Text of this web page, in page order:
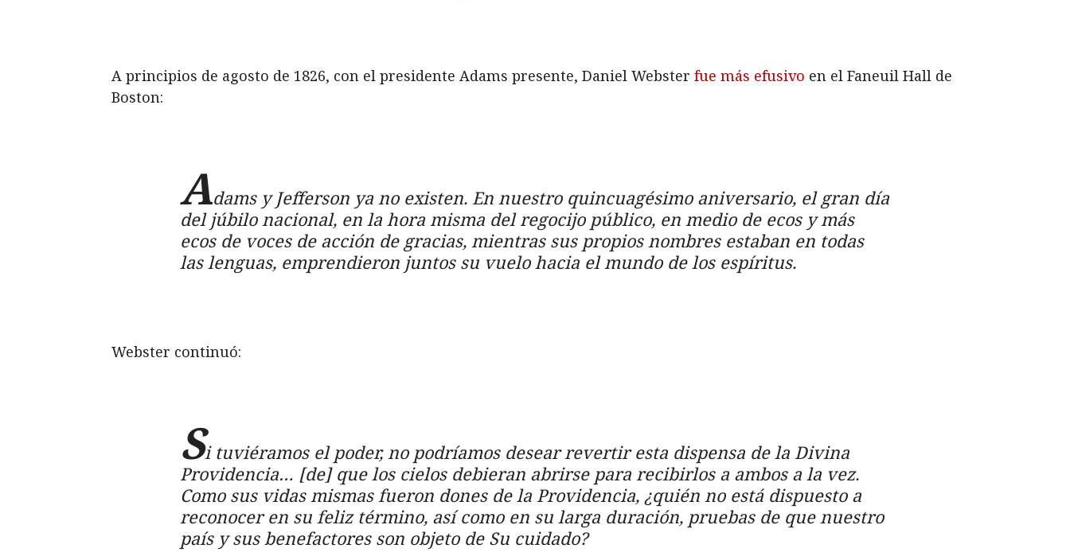
A principios de agosto de 1826, con el presidente Adams presente, Daniel Webster fue más efusivo en el Faneuil Hall de
Boston:
Adams y Jefferson ya no existen. En nuestro quincuagésimo aniversario, el gran día
del júbilo nacional, en la hora misma del regocijo público, en medio de ecos y más
ecos de voces de acción de gracias, mientras sus propios nombres estaban en todas
las lenguas, emprendieron juntos su vuelo hacia el mundo de los espíritus.
Webster continuó:
Si tuviéramos el poder, no podríamos desear revertir esta dispensa de la Divina
Providencia… [de] que los cielos debieran abrirse para recibirlos a ambos a la vez.
Como sus vidas mismas fueron dones de la Providencia, ¿quién no está dispuesto a
reconocer en su feliz término, así como en su larga duración, pruebas de que nuestro
país y sus benefactores son objeto de Su cuidado?